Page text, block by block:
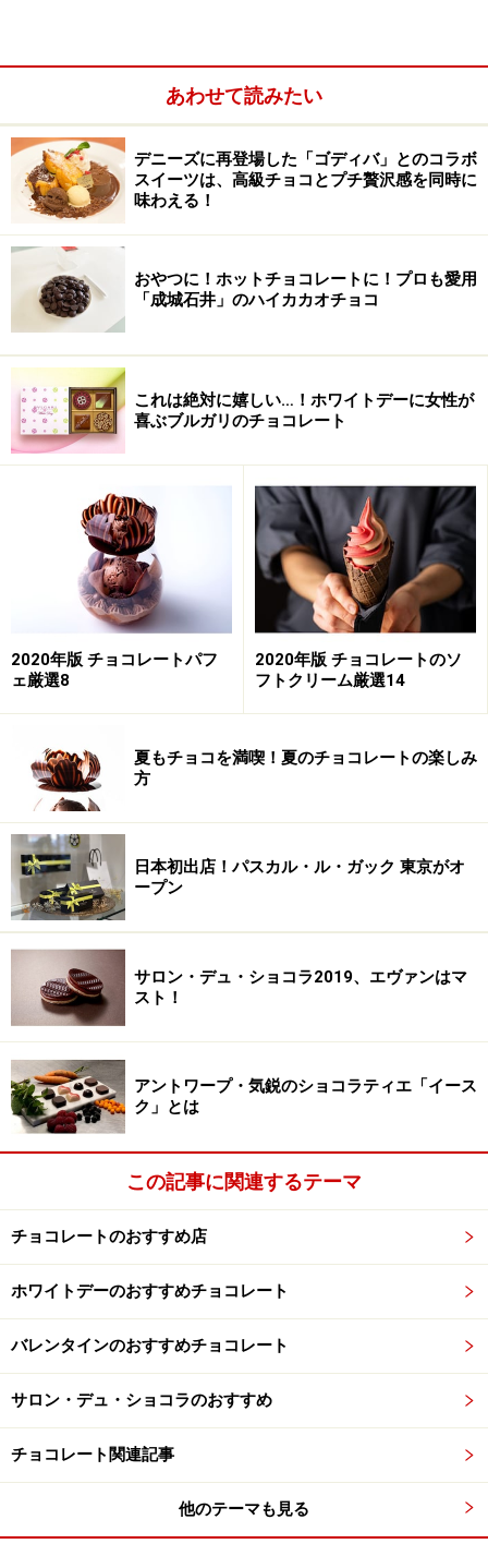
2017年9月、私は、ノルマンディーにあるヘッドオフィ
スとファクトリーを訪れました。さらには、パリ各地に
あるショップへも。その様子とともに、ブランドのフィ
ロソフィーや成り立ちを、貴重な写真もまじえてご紹介
します。
ミシェル・クルイゼルとは
「ミシェル・クルイゼル」の歴史は、1948年まで遡りま
す。創業者はMarc Cluizel（マーク・クルイゼル）とその
妻のMarcelle Cluizel（マルセル・クルイゼル）。
マーク・クルイゼルとマルセル・クルイゼル
クルイゼル夫妻が作ったブランドを引き継いだのが、息
子にあたる2代目のMichel Cluizel（ミシェル・クルイゼ
ル）です。
そして現在は、ミシェルの息子である3代目、Marc
の、すべてのチョコレートの味と品質を厳しく管理して
います。
3代目 マーク・クルイゼル氏
3世代にわたるファミリービジネスとして、チョコレー
さない、誇り高きチョコレートブランド。
ミシェル・クルイゼル氏を囲んでマーク・クルイゼル、シル
その品質の良さとフィロソフィーを買われ、現在は、世
ス国内では、パリに4店舗、ノルマンディーにある本社
あわせて読みたい
デニーズに再登場した「ゴディバ」とのコラボ
スイーツは、高級チョコとプチ贅沢感を同時に
味わえる！
おやつに！ホットチョコレートに！プロも愛用
「成城石井」のハイカカオチョコ
これは絶対に嬉しい…！ホワイトデーに女性が
喜ぶブルガリのチョコレート
2020年版 チョコレートパフ
ェ厳選8
2020年版 チョコレートのソ
フトクリーム厳選14
夏もチョコを満喫！夏のチョコレートの楽しみ
方
日本初出店！パスカル・ル・ガック 東京がオ
ープン
サロン・デュ・ショコラ2019、エヴァンはマ
スト！
アントワープ・気鋭のショコラティエ「イース
ク」とは
この記事に関連するテーマ
チョコレートのおすすめ店
ホワイトデーのおすすめチョコレート
バレンタインのおすすめチョコレート
サロン・デュ・ショコラのおすすめ
チョコレート関連記事
他のテーマも見る